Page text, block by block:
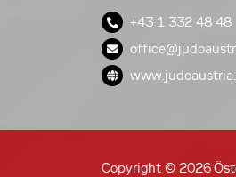
+43 1 332 48 48
Copyright © 2026